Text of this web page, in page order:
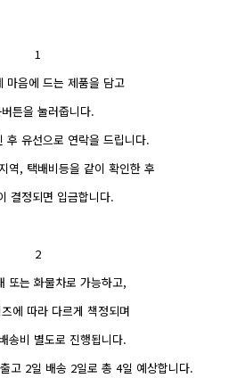
1
마음에 드는 제품을 담고
튼을 눌러줍니다.
후 유선으로 연락을 드립니다.
역, 택배비등을 같이 확인한 후
결정되면 입금합니다.
2
또는 화물차로 가능하고,
에 따라 다르게 책정되며
송비 별도로 진행됩니다.
고 2일 배송 2일로 총 4일 예상합니다.